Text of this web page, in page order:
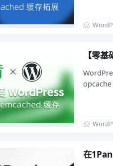
【零
opcache
在